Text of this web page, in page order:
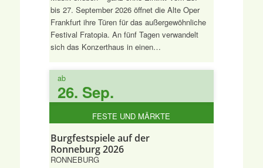
bis 27. September 2026 öffnet die Alte Oper
Frankfurt ihre Türen für das außergewöhnliche
Festival Fratopia. An fünf Tagen verwandelt
sich das Konzerthaus in einen…
ab
26. Sep.
Burgfestspiele auf der
Ronneburg 2026
RONNEBURG
FESTE UND MÄRKTE